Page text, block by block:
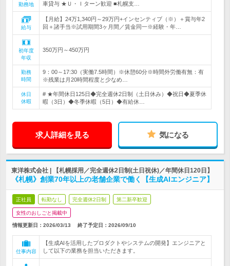
勤務地
車貸与 ★Ｕ・Ｉターン歓迎 ■札幌支…
給与
【月給】24万1,340円～29万円+インセンティブ（※）＋賞与年2
回＋諸手当※試用期間3ヶ月間／賃金同一※経験・年…
初年度
年収
350万円～450万円
勤務
時間
9：00～17:30（実働7.5時間）※休憩60分※時間外労働有無：有
※残業は月20時間程度と少なめ…
休日
休暇
# ★年間休日125日◆完全週休2日制（土日休み）◆祝日◆夏季休
暇（3日）◆冬季休暇（5日）◆有給休…
求人詳細を見る 気になる
東洋株式会社 | 【札幌採用／完全週休2日制(土日祝休)／年間休日120日】
《札幌》創業70年以上の老舗企業で働く【生成AIエンジニア】
正社員 転勤なし 完全週休2日制 第二新卒歓迎
女性のおしごと掲載中
情報更新日：2026/03/13 終了予定日： 2026/09/10
仕事内容
【生成AIを活用したプロダクトやシステムの開発】エンジニアと
して以下の業務を担当いただきます。